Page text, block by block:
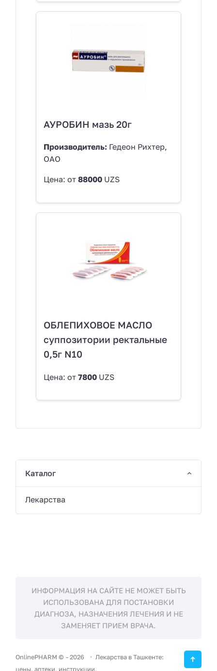
АУРОБИН мазь 20г
Производитель: Гедеон Рихтер,
ОАО
Цена: от 88000 UZS
ОБЛЕПИХОВОЕ МАСЛО
суппозитории ректальные
0,5г N10
Цена: от 7800 UZS
Каталог
Лекарства
ИНФОРМАЦИЯ НА САЙТЕ НЕ МОЖЕТ БЫТЬ
ИСПОЛЬЗОВАНА ДЛЯ ПОСТАНОВКИ
ДИАГНОЗА, НАЗНАЧЕНИЯ ЛЕЧЕНИЯ И НЕ
ЗАМЕНЯЕТ ПРИЕМ ВРАЧА.
OnlinePHARM © -2026
Лекарства в Ташкенте:
цены, аптеки, инструкции.